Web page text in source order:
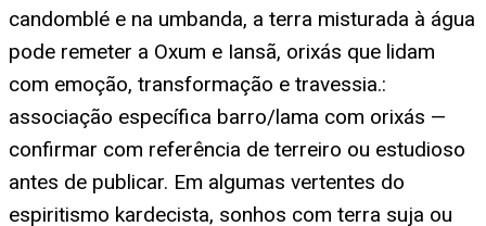
candomblé e na umbanda, a terra misturada à água
pode remeter a Oxum e Iansã, orixás que lidam
com emoção, transformação e travessia.:
associação específica barro/lama com orixás —
confirmar com referência de terreiro ou estudioso
antes de publicar. Em algumas vertentes do
espiritismo kardecista, sonhos com terra suja ou